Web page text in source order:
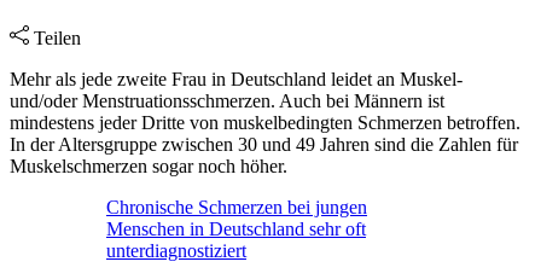
Teilen
Mehr als jede zweite Frau in Deutschland leidet an Muskel-
und/oder Menstruationsschmerzen. Auch bei Männern ist
mindestens jeder Dritte von muskelbedingten Schmerzen betroffen.
In der Altersgruppe zwischen 30 und 49 Jahren sind die Zahlen für
Muskelschmerzen sogar noch höher.
Chronische Schmerzen bei jungen
Menschen in Deutschland sehr oft
unterdiagnostiziert